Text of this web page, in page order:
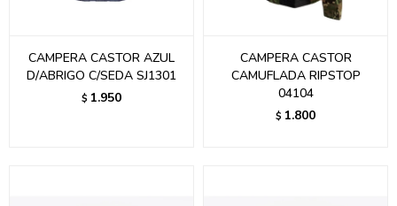
CAMPERA CASTOR AZUL
D/ABRIGO C/SEDA SJ1301
$ 1.950
CAMPERA CASTOR
CAMUFLADA RIPSTOP
04104
$ 1.800